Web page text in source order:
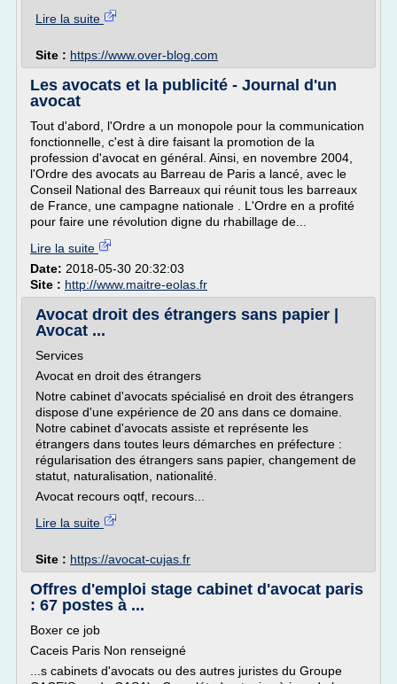
Lire la suite
Site : https://www.over-blog.com
Les avocats et la publicité - Journal d'un
avocat
Tout d'abord, l'Ordre a un monopole pour la communication
fonctionnelle, c'est à dire faisant la promotion de la
profession d'avocat en général. Ainsi, en novembre 2004,
l'Ordre des avocats au Barreau de Paris a lancé, avec le
Conseil National des Barreaux qui réunit tous les barreaux
de France, une campagne nationale . L'Ordre en a profité
pour faire une révolution digne du rhabillage de...
Lire la suite
Date: 2018-05-30 20:32:03
Site : http://www.maitre-eolas.fr
Avocat droit des étrangers sans papier |
Avocat ...
Services
Avocat en droit des étrangers
Notre cabinet d'avocats spécialisé en droit des étrangers
dispose d'une expérience de 20 ans dans ce domaine.
Notre cabinet d'avocats assiste et représente les
étrangers dans toutes leurs démarches en préfecture :
régularisation des étrangers sans papier, changement de
statut, naturalisation, nationalité.
Avocat recours oqtf, recours...
Lire la suite
Site : https://avocat-cujas.fr
Offres d'emploi stage cabinet d'avocat paris
: 67 postes à ...
Boxer ce job
Caceis Paris Non renseigné
...s cabinets d'avocats ou des autres juristes du Groupe